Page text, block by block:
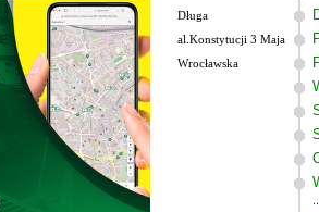
Długa
al.Konstytucji 3 Maja
Wrocławska